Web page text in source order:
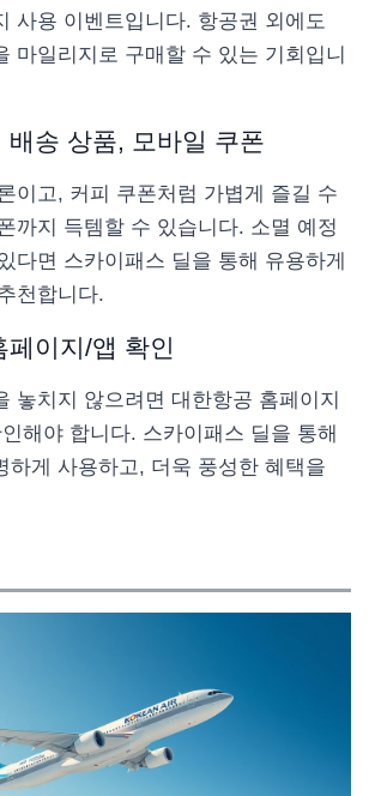
사용 이벤트입니다. 항공권 외에도
마일리지로 구매할 수 있는 기회입니
배송 상품, 모바일 쿠폰
이고, 커피 쿠폰처럼 가볍게 즐길 수
까지 득템할 수 있습니다. 소멸 예정
다면 스카이패스 딜을 통해 유용하게
천합니다.
페이지/앱 확인
놓치지 않으려면 대한항공 홈페이지
해야 합니다. 스카이패스 딜을 통해
하게 사용하고, 더욱 풍성한 혜택을